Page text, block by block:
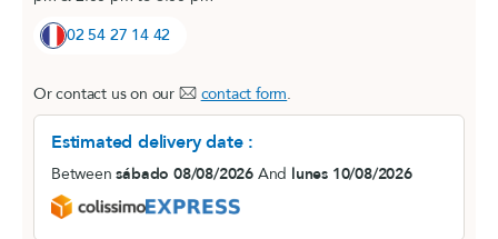
02 54 27 14 42
Or contact us on our contact form.
Estimated delivery date :
Betweensábado 08/08/2026 And lunes 10/08/2026